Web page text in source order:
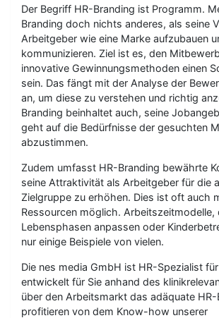
Der Begriff HR-Branding ist Programm.
Branding doch nichts anderes, als seine
Arbeitgeber wie eine Marke aufzubauen
kommunizieren. Ziel ist es, den
innovative Gewinnungsmethoden einen
sein. Das fängt mit der Analyse der
an, um diese zu verstehen und richtig
Branding beinhaltet auch, seine
geht auf die Bedürfnisse der gesuchten
abzustimmen.
Zudem umfasst HR-Branding bewährte
seine Attraktivität als Arbeitgeber für die
Zielgruppe zu erhöhen. Dies ist oft auch
Ressourcen möglich. Arbeitszeitmodelle,
Lebensphasen anpassen oder
nur einige Beispiele von vielen.
Die nes media GmbH ist HR-Spezialist
entwickelt für Sie anhand des
über den Arbeitsmarkt das adäquate HR-
profitieren von dem Know-how unserer